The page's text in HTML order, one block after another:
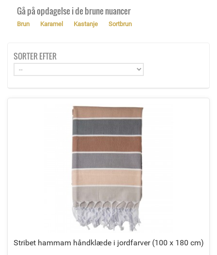
Gå på opdagelse i de brune nuancer
Brun Karamel Kastanje Sortbrun
SORTER EFTER
Stribet hammam håndklæde i jordfarver (100 x 180 cm)